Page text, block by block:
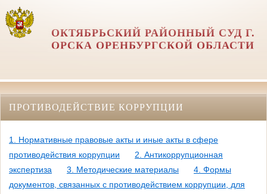
ОКТЯБРЬСКИЙ РАЙОННЫЙ СУД Г.
ОРСКА ОРЕНБУРГСКОЙ ОБЛАСТИ
ПРОТИВОДЕЙСТВИЕ КОРРУПЦИИ
1. Нормативные правовые акты и иные акты в сфере
противодействия коррупции
2. Антикоррупционная
экспертиза
3. Методические материалы
4. Формы
документов, связанных с противодействием коррупции, для